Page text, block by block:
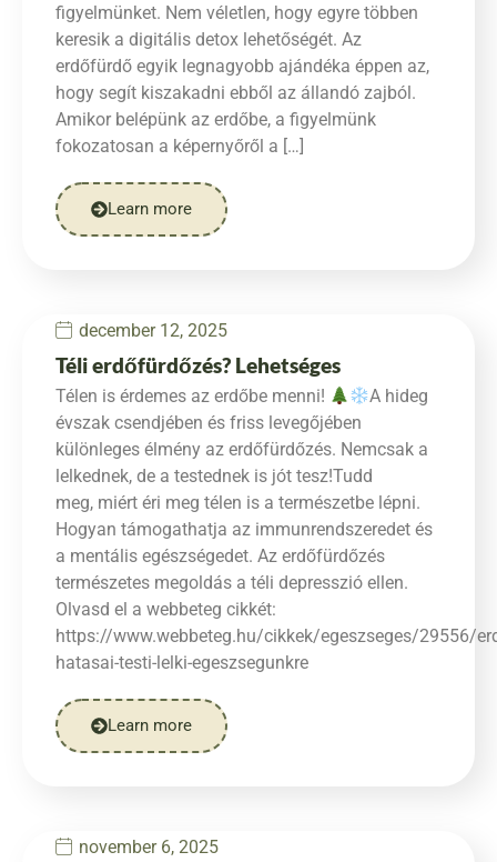
figyelmünket. Nem véletlen, hogy egyre többen
keresik a digitális detox lehetőségét. Az
erdőfürdő egyik legnagyobb ajándéka éppen az,
hogy segít kiszakadni ebből az állandó zajból.
Amikor belépünk az erdőbe, a figyelmünk
fokozatosan a képernyőről a […]
Learn more
december 12, 2025
Téli erdőfürdőzés? Lehetséges
Télen is érdemes az erdőbe menni!
A hideg
évszak csendjében és friss levegőjében
különleges élmény az erdőfürdőzés. Nemcsak a
lelkednek, de a testednek is jót tesz!Tudd
meg, miért éri meg télen is a természetbe lépni.
Hogyan támogathatja az immunrendszeredet és
a mentális egészségedet. Az erdőfürdőzés
természetes megoldás a téli depresszió ellen.
Olvasd el a webbeteg cikkét:
https://www.webbeteg.hu/cikkek/egeszseges/29556/
hatasai-testi-lelki-egeszsegunkre
Learn more
november 6, 2025